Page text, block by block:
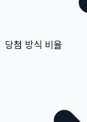
당첨 방식 비율